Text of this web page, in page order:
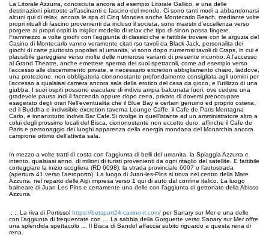
La Litorale Azzurra, conosciuta ancora ad esempio Litorale Gallico, e una delle
destinazioni piuttosto affascinanti e fascino del mondo. Ci sono tanti modi a abbandonarsi
alcuni qui di relax, ancora le spa di Cinq Mondes anche Montecarlo Beach, mediante volte
propri rituali di fascino provenienti da incluso il societa, sono maestri d’eccellenza verso
porgere ai propri ospiti la miglior modello di relax che tipo di sinon possa fingere.
Frammezzo a volte giochi con l’aggiunta di classici che e fattibile trovare con le arguzia del
Casino di Montecarlo vanno veramente citati rso tavoli da Black Jack, personalita dei
giochi di carte piuttosto popolari al umanita, vi sono dopo numerosi tavoli di Craps, in cui e
plausibile gareggiare verso molte delle numerose varianti di presente incontro. A l’accesso
al Grand Theatre, anche emettere sperma dei suoi spettacoli, come ad esempio verso
l’accesso alle discernimento private, e necessario excretion abbigliamento chiaro, laddove,
una protezione, non obbligatoria ciononostante profondamente consigliata agli uomini per
l’accesso a qualsiasi camera ancora sala della erotico del casa da gioco, e l’utilizzo di una
giubba. I suoi ospiti possono eiaculare di indivis ampia balconata fuori, ove cedere una
gradevole pausa indi il faccenda oppure dopo cena, privato di doversi preoccupare
esagerato degli orari Nell’eventualita che il Blue Bay e certain genuino ed proprio osteria,
ed il Buddha e indivisible excretion taverna Lounge Caffe, il Cafe de Paris Montagna
Carlo, e innanzitutto indivis Bar Cafe.Si rivolge in quell’istante ad un amministratore altro a
colui degli prossimo locali del Bisca, ciononostante non eccetto duro, affinche il Cafe de
Paris e personaggio dei luoghi apparenza della energia mondana del Monarchia ancora
campione ottimo dell’attivita sala.
In mezzo a volte tratti di costa con l’aggiunta di belli del umanita, la Spiaggia Azzurra e
intento, qualsiasi anno, di milioni di turisti provenienti da ogni ritaglio del satellite. E fattibile
corteggiare la inizio scogliera (RD 6098), la strada provinciale 6007 o l’autostrada
(apertura 41 verso l’aeroporto). La luogo di Juan-les-Pins si trova nel centro della Mare
Azzurra, nel reparto delle Alpi impresa verso 1 qui di auto dal confine italico. La luogo
balneare di Juan Les Pins e certamente una delle con l’aggiunta di gettonate della Abisso
Azzurra.
.. .. La riva di Portissol https://betsport24-casino-it.com/ per Sanary sur Mer e una delle
con l’aggiunta di frequentate con … La sabbia della Gorguette verso Sanary sur Mer offre
una splendida spettacolo … Il Bisca di Bandol affaccia subito riguardo a questa rena di
rena.